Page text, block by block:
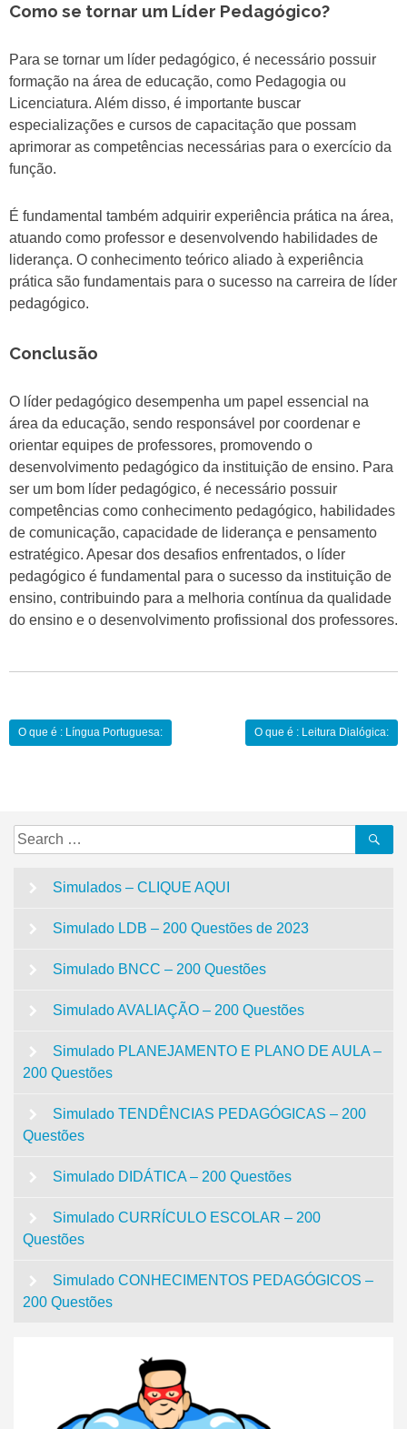
Como se tornar um Líder Pedagógico?
Para se tornar um líder pedagógico, é necessário possuir
formação na área de educação, como Pedagogia ou
Licenciatura. Além disso, é importante buscar
especializações e cursos de capacitação que possam
aprimorar as competências necessárias para o exercício da
função.
É fundamental também adquirir experiência prática na área,
atuando como professor e desenvolvendo habilidades de
liderança. O conhecimento teórico aliado à experiência
prática são fundamentais para o sucesso na carreira de líder
pedagógico.
Conclusão
O líder pedagógico desempenha um papel essencial na
área da educação, sendo responsável por coordenar e
orientar equipes de professores, promovendo o
desenvolvimento pedagógico da instituição de ensino. Para
ser um bom líder pedagógico, é necessário possuir
competências como conhecimento pedagógico, habilidades
de comunicação, capacidade de liderança e pensamento
estratégico. Apesar dos desafios enfrentados, o líder
pedagógico é fundamental para o sucesso da instituição de
ensino, contribuindo para a melhoria contínua da qualidade
do ensino e o desenvolvimento profissional dos professores.
Navegação
O que é : Língua Portuguesa: O que é : Leitura Dialógica:
Search
for:
Simulados – CLIQUE AQUI
Simulado LDB – 200 Questões de 2023
Simulado BNCC – 200 Questões
Simulado AVALIAÇÃO – 200 Questões
Simulado PLANEJAMENTO E PLANO DE AULA –
200 Questões
Simulado TENDÊNCIAS PEDAGÓGICAS – 200
Questões
Simulado DIDÁTICA – 200 Questões
Simulado CURRÍCULO ESCOLAR – 200
Questões
Simulado CONHECIMENTOS PEDAGÓGICOS –
200 Questões